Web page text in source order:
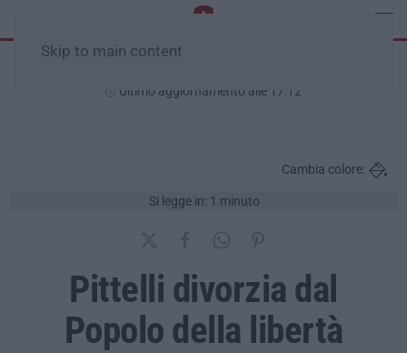
Skip to main content
Ultimo aggiornamento alle 17:12
Si legge in: 1 minuto
Cambia colore:
Pittelli divorzia dal
Popolo della libertà